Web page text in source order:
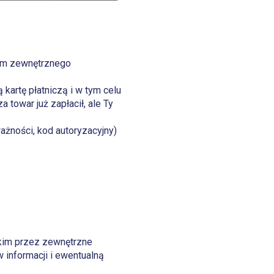
zewnętrznego
kartę płatniczą i w tym celu
towar już zapłacił, ale Ty
kod autoryzacyjny)
przez zewnętrzne
informacji i ewentualną